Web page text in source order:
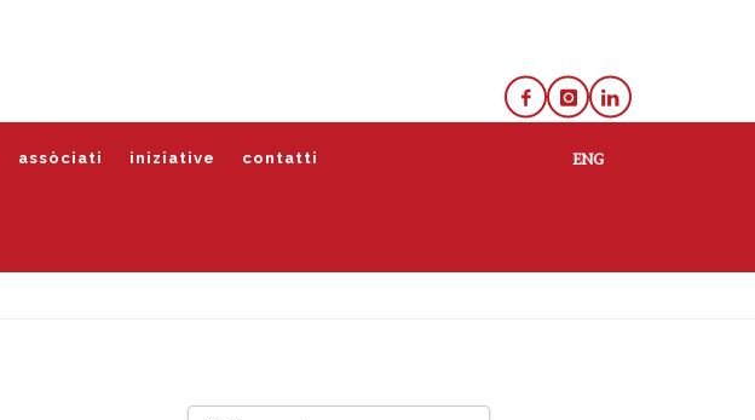
assòciati iniziative contatti